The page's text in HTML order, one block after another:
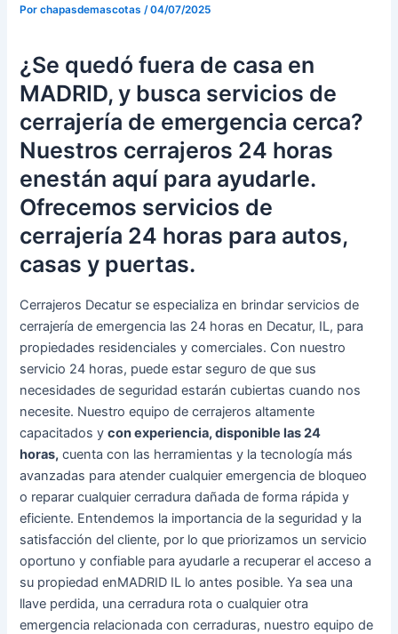
Porchapasdemascotas/04/07/2025
¿Se quedó fuera de casa en
MADRID, y busca servicios de
cerrajería de emergencia cerca?
Nuestros cerrajeros 24 horas
enestán aquí para ayudarle.
Ofrecemos servicios de
cerrajería 24 horas para autos,
casas y puertas.
Cerrajeros Decatur se especializa en brindar servicios de
cerrajería de emergencia las 24 horas en Decatur, IL, para
propiedades residenciales y comerciales. Con nuestro
servicio 24 horas, puede estar seguro de que sus
necesidades de seguridad estarán cubiertas cuando nos
necesite. Nuestro equipo de cerrajeros altamente
capacitados ycon experiencia, disponible las 24
horas, cuenta con las herramientas y la tecnología más
avanzadas para atender cualquier emergencia de bloqueo
o reparar cualquier cerradura dañada de forma rápida y
eficiente. Entendemos la importancia de la seguridad y la
satisfacción del cliente, por lo que priorizamos un servicio
oportuno y confiable para ayudarle a recuperar el acceso a
su propiedad enMADRID IL lo antes posible. Ya sea una
llave perdida, una cerradura rota o cualquier otra
emergencia relacionada con cerraduras, nuestro equipo de